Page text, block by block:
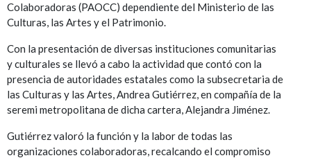
Colaboradoras (PAOCC) dependiente del Ministerio de las
Culturas, las Artes y el Patrimonio.
Con la presentación de diversas instituciones comunitarias
y culturales se llevó a cabo la actividad que contó con la
presencia de autoridades estatales como la subsecretaria de
las Culturas y las Artes, Andrea Gutiérrez, en compañía de la
seremi metropolitana de dicha cartera, Alejandra Jiménez.
Gutiérrez valoró la función y la labor de todas las
organizaciones colaboradoras, recalcando el compromiso